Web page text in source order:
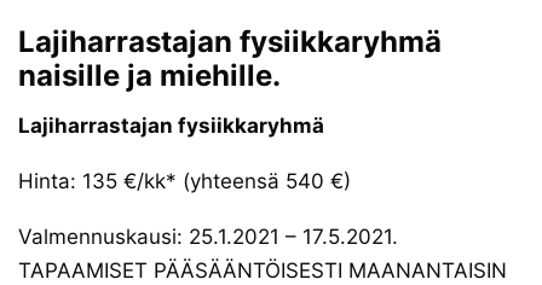
Lajiharrastajan fysiikkaryhmä
naisille ja miehille.
Lajiharrastajan fysiikkaryhmä
Hinta: 135 €/kk* (yhteensä 540 €)
Valmennuskausi: 25.1.2021 – 17.5.2021.
TAPAAMISET PÄÄSÄÄNTÖISESTI MAANANTAISIN